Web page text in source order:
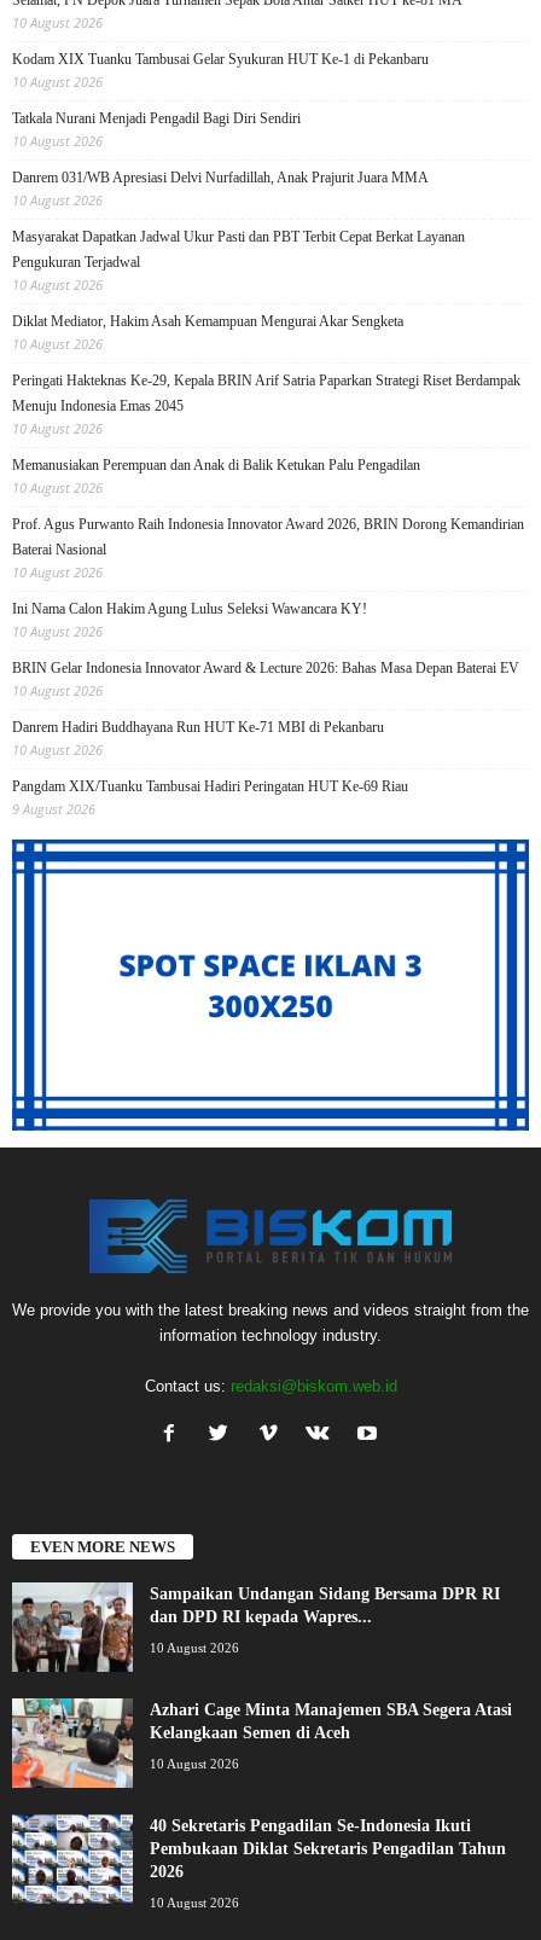
10 August 2026
Kodam XIX Tuanku Tambusai Gelar Syukuran HUT Ke-1 di Pekanbaru
10 August 2026
Tatkala Nurani Menjadi Pengadil Bagi Diri Sendiri
10 August 2026
Danrem 031/WB Apresiasi Delvi Nurfadillah, Anak Prajurit Juara MMA
10 August 2026
Masyarakat Dapatkan Jadwal Ukur Pasti dan PBT Terbit Cepat Berkat Layanan
Pengukuran Terjadwal
10 August 2026
Diklat Mediator, Hakim Asah Kemampuan Mengurai Akar Sengketa
10 August 2026
Peringati Hakteknas Ke-29, Kepala BRIN Arif Satria Paparkan Strategi Riset Berdampak
Menuju Indonesia Emas 2045
10 August 2026
Memanusiakan Perempuan dan Anak di Balik Ketukan Palu Pengadilan
10 August 2026
Prof. Agus Purwanto Raih Indonesia Innovator Award 2026, BRIN Dorong Kemandirian
Baterai Nasional
10 August 2026
Ini Nama Calon Hakim Agung Lulus Seleksi Wawancara KY!
10 August 2026
BRIN Gelar Indonesia Innovator Award & Lecture 2026: Bahas Masa Depan Baterai EV
10 August 2026
Danrem Hadiri Buddhayana Run HUT Ke-71 MBI di Pekanbaru
10 August 2026
Pangdam XIX/Tuanku Tambusai Hadiri Peringatan HUT Ke-69 Riau
9 August 2026
We provide you with the latest breaking news and videos straight from the
information technology industry.
Contact us: redaksi@biskom.web.id
EVEN MORE NEWS
Sampaikan Undangan Sidang Bersama DPR RI
dan DPD RI kepada Wapres...
10 August 2026
Azhari Cage Minta Manajemen SBA Segera Atasi
Kelangkaan Semen di Aceh
10 August 2026
40 Sekretaris Pengadilan Se-Indonesia Ikuti
Pembukaan Diklat Sekretaris Pengadilan Tahun
2026
10 August 2026